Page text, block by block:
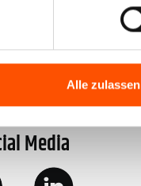
Alle zulassen
Media